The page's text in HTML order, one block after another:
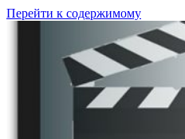
Перейти к содержимому